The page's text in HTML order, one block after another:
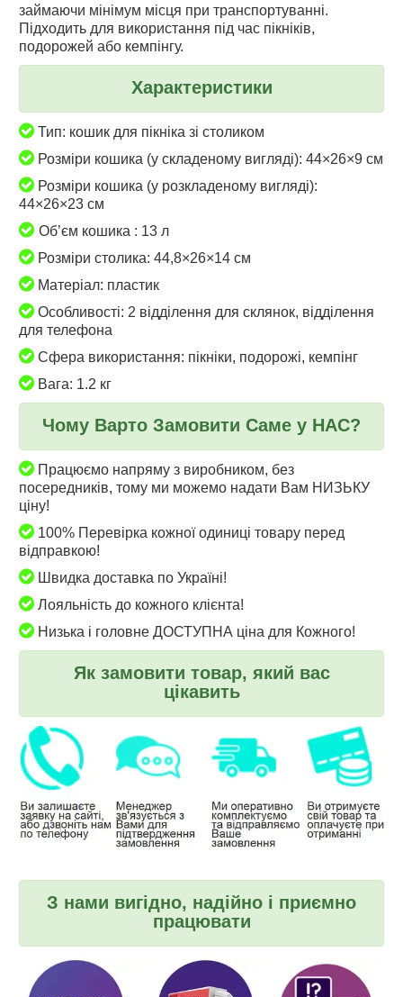
займаючи мінімум місця при транспортуванні.
Підходить для використання під час пікніків,
подорожей або кемпінгу.
Характеристики
Тип: кошик для пікніка зі столиком
Розміри кошика (у складеному вигляді): 44×26×9 см
Розміри кошика (у розкладеному вигляді):
44×26×23 см
Об’єм кошика : 13 л
Розміри столика: 44,8×26×14 см
Матеріал: пластик
Особливості: 2 відділення для склянок, відділення
для телефона
Сфера використання: пікніки, подорожі, кемпінг
Вага: 1.2 кг
Чому Варто Замовити Саме у НАС?
Працюємо напряму з виробником, без
посередників, тому ми можемо надати Вам НИЗЬКУ
ціну!
100% Перевірка кожної одиниці товару перед
відправкою!
Швидка доставка по Україні!
Лояльність до кожного клієнта!
Низька і головне ДОСТУПНА ціна для Кожного!
Як замовити товар, який вас
цікавить
З нами вигідно, надійно і приємно
працювати